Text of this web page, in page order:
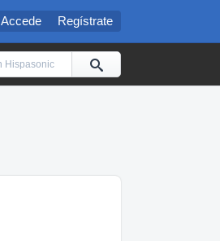
Accede Regístrate